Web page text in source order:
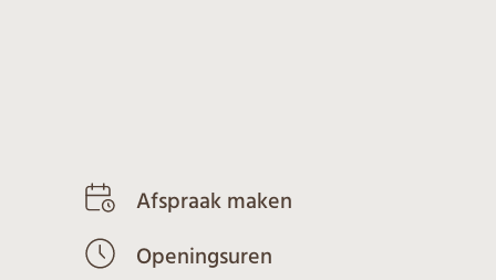
Startpagina
In de kijker
Afspraak maken
Openingsuren